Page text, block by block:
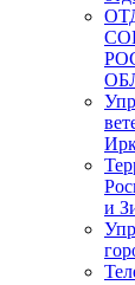
и